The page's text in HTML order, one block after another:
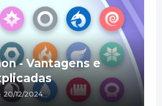
- Vantagens e
20/12/2024